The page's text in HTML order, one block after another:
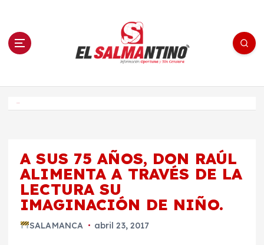
n El Salmantino - medios/noticias/editorial
A SUS 75 AÑOS, DON RAÚL
ALIMENTA A TRAVÉS DE LA
LECTURA SU
IMAGINACIÓN DE NIÑO.
SALAMANCA abril 23, 2017